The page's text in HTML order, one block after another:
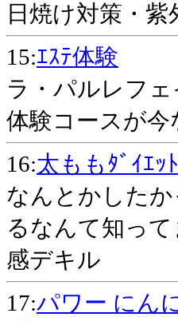
日焼け対策・
15:ｴｽﾃ体験
ラ・パルレフ
体験コースが今
16:太ももﾀﾞｲｴｯﾄ
なんとかした
るなんて知っ
感デキル
17:パワー にん